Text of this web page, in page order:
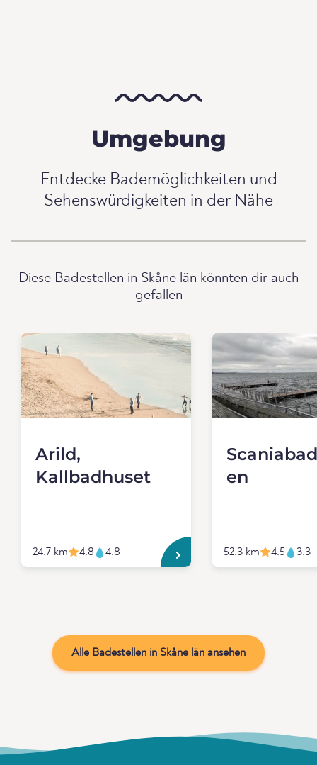
Umgebung
Entdecke Bademöglichkeiten und
Sehenswürdigkeiten in der Nähe
Diese Badestellen in Skåne län könnten dir auch
gefallen
Arild,
Kallbadhuset
24.7 km 4.8 4.8
en
52.3 km 4.5 3.3
Alle Badestellen in Skåne län ansehen